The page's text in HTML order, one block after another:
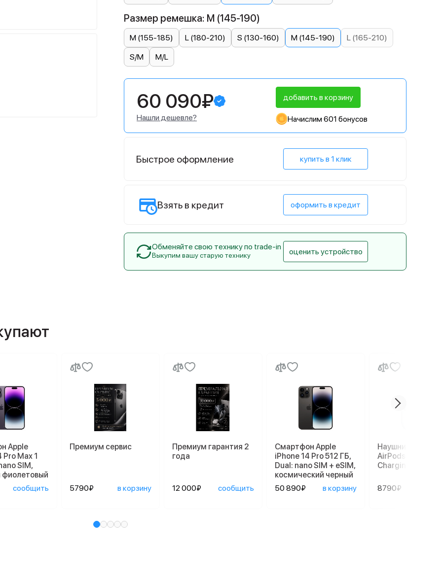
Размер ремешка: M (145-190)
M (155-185) L (180-210) S (130-160) M (145-190) L (165-210)
S/M M/L
60 090₽
Нашли дешевле?
добавить в корзину
Начислим 601 бонусов
Быстрое оформление купить в 1 клик
Взять в кредит оформить в кредит
Обменяйте свою технику по trade-in
Выкупим вашу старую технику оценить устройство
Apple
Pro Max 1
SIM,
фиолетовый
сообщить
Премиум сервис
5790₽ в корзину
Премиум гарантия 2
года
12 000₽ сообщить
Смартфон Apple
iPhone 14 Pro 512 ГБ,
Dual: nano SIM + eSIM,
космический черный
50 890₽
в корзину
Наушники Apple
AirPods 3
Charging Case,
8790₽